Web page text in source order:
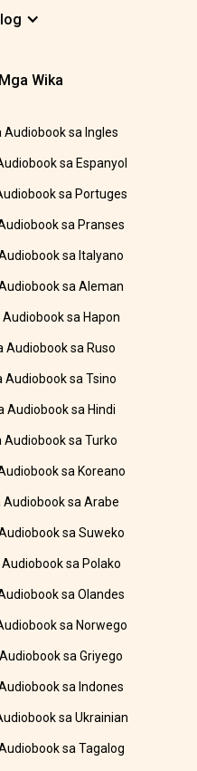
Wika
sa Ingles
sa Espanyol
sa Portuges
sa Pranses
sa Italyano
sa Aleman
sa Hapon
Audiobook sa Ruso
sa Tsino
Audiobook sa Hindi
sa Turko
sa Koreano
sa Arabe
sa Suweko
sa Polako
sa Olandes
sa Norwego
sa Griyego
sa Indones
sa Ukrainian
sa Tagalog